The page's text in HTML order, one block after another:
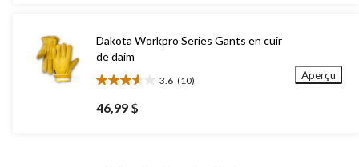
Dakota Workpro Series Gants en cuir
de daim
3.6 (10)
3.6
étoile(s)
sur
46,99 $
Aperçu